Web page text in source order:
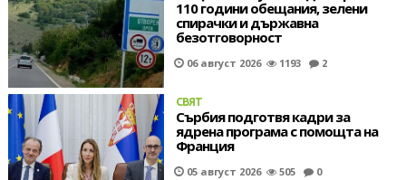
110 години обещания, зелени
спирачки и държавна
безотговорност
06 август 2026 1193 2
СВЯТ
Сърбия подготвя кадри за
ядрена програма с помощта на
Франция
05 август 2026 505 0